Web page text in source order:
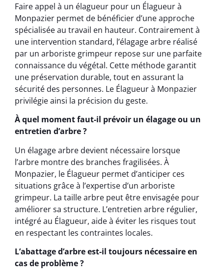
Faire appel à un élagueur pour un Élagueur à
Monpazier permet de bénéficier d’une approche
spécialisée au travail en hauteur. Contrairement à
une intervention standard, l’élagage arbre réalisé
par un arboriste grimpeur repose sur une parfaite
connaissance du végétal. Cette méthode garantit
une préservation durable, tout en assurant la
sécurité des personnes. Le Élagueur à Monpazier
privilégie ainsi la précision du geste.
À quel moment faut-il prévoir un élagage ou un
entretien d’arbre ?
Un élagage arbre devient nécessaire lorsque
l’arbre montre des branches fragilisées. À
Monpazier, le Élagueur permet d’anticiper ces
situations grâce à l’expertise d’un arboriste
grimpeur. La taille arbre peut être envisagée pour
améliorer sa structure. L’entretien arbre régulier,
intégré au Élagueur, aide à éviter les risques tout
en respectant les contraintes locales.
L’abattage d’arbre est-il toujours nécessaire en
cas de problème ?